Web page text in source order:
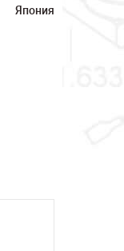
Япония